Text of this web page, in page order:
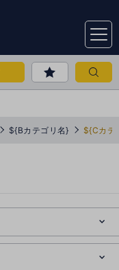
menu
${Bカテゴリ名} ${Cカテ
o
s
e